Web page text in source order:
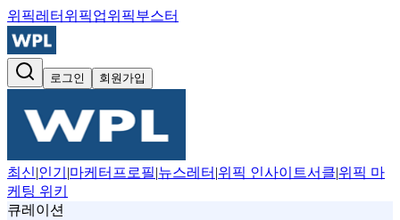
위픽레터 위픽업위픽부스터
로그인 회원가입
최신|인기 |마케터프로필|뉴스레터 |위픽 인사이트서클|위픽 마
케팅 위키
큐레이션